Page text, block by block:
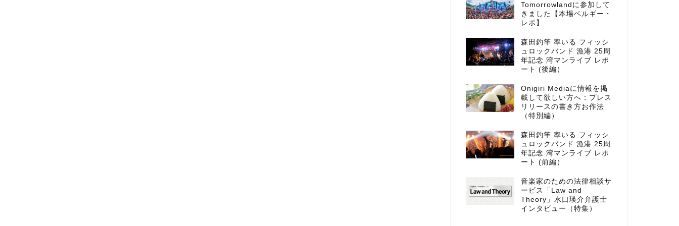
Tomorrowlandに参加して
きました【本場ベルギー・
レポ】
森田釣竿 率いる フィッシ
ュロックバンド 漁港 25周
年記念 湾マンライブ レポ
ート (後編）
Onigiri Mediaに情報を掲
載して欲しい方へ：プレス
リリースの書き方お作法
（特別編）
森田釣竿 率いる フィッシ
ュロックバンド 漁港 25周
年記念 湾マンライブ レポ
ート (前編）
音楽家のための法律相談サ
ービス「Law and
Theory」水口瑛介弁護士
インタビュー（特集）